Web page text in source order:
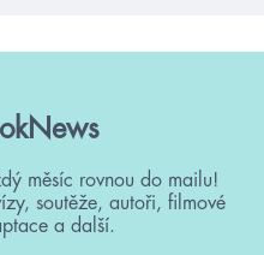
měsíc rovnou do mailu!
soutěže, autoři, filmové
a další.